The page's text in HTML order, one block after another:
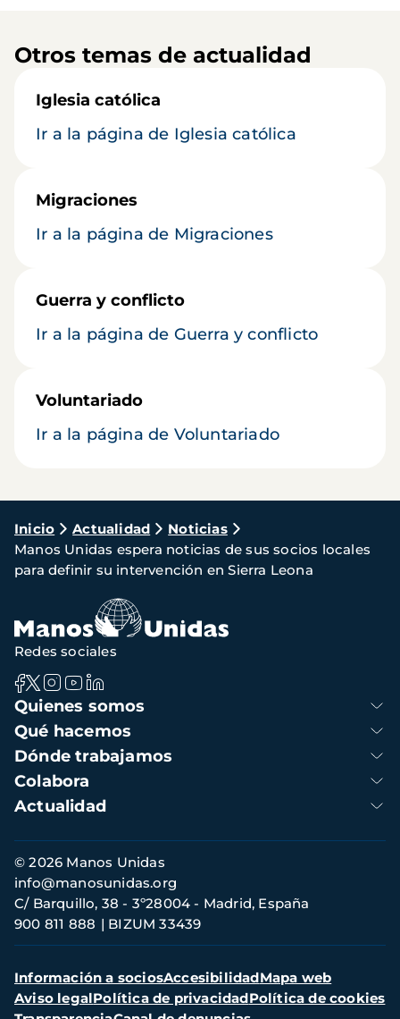
Otros temas de actualidad
Iglesia católica
Ir a la página de Iglesia católica
Migraciones
Ir a la página de Migraciones
Guerra y conflicto
Ir a la página de Guerra y conflicto
Voluntariado
Ir a la página de Voluntariado
Ruta
de
navegación
Inicio Actualidad
Noticias
Manos Unidas espera noticias de sus socios locales
para definir su intervención en Sierra Leona
Navegación
principal
Quienes somos
Qué hacemos
Dónde trabajamos
Colabora
Actualidad
Redes sociales
Información
de
contacto
© 2026 Manos Unidas
C/ Barquillo, 38 - 3º28004 - Madrid, España
900 811 888
BIZUM 33439
info@manosunidas.org
Menú
secundario
Información a sociosAccesibilidadMapa web
Aviso legalPolítica de privacidadPolítica de cookies